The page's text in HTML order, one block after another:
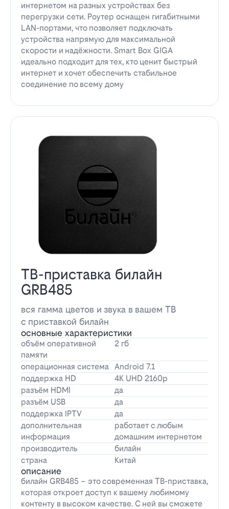
интернетом на разных устройствах без
перегрузки сети. Роутер оснащен гигабитными
LAN-портами, что позволяет подключать
устройства напрямую для максимальной
скорости и надёжности. Smart Box GIGA
идеально подходит для тех, кто ценит быстрый
интернет и хочет обеспечить стабильное
соединение по всему дому
ТВ-приставка билайн
GRB485
вся гамма цветов и звука в вашем ТВ
с приставкой билайн
основные характеристики
объём оперативной
памяти
2 гб
операционная система Android 7.1
поддержка HD
4K UHD 2160p
разъём HDMI
да
разъём USB
да
поддержка IPTV
да
дополнительная
информация
работает с любым
домашним интернетом
производитель
билайн
страна
Китай
описание
билайн GRB485 – это современная ТВ-приставка,
которая откроет доступ к вашему любимому
контенту в высоком качестве. С ней вы сможете